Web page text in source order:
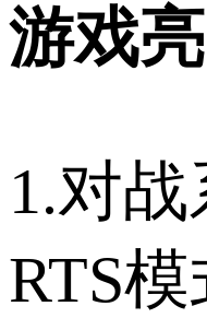
游戏亮
1.对
RTS